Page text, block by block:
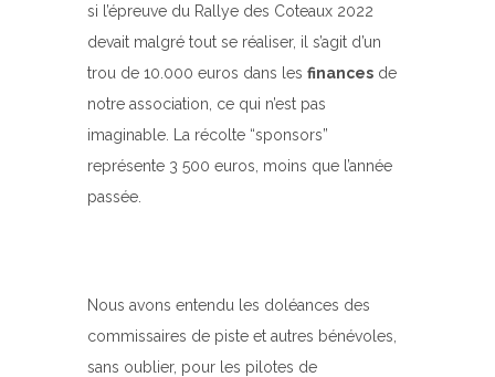
si l’épreuve du Rallye des Coteaux 2022
devait malgré tout se réaliser, il s’agit d’un
trou de 10.000 euros dans les finances de
notre association, ce qui n’est pas
imaginable. La récolte “sponsors”
représente 3 500 euros, moins que l’année
passée.
Nous avons entendu les doléances des
commissaires de piste et autres bénévoles,
sans oublier, pour les pilotes de